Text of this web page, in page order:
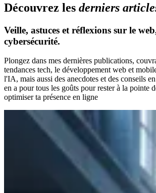
Découvrez les derniers article
Veille, astuces et réflexions sur le
cybersécurité.
Plongez dans mes dernières publications,
tendances tech, le développement web et
l'IA, mais aussi des anecdotes et des conseils
en a pour tous les goûts pour rester à la pointe
optimiser ta présence en ligne